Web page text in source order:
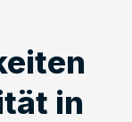
in